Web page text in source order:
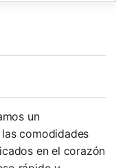
un
comodidades
en el corazón